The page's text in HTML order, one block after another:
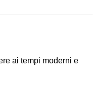
ai tempi moderni e